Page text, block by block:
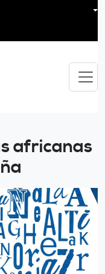
africanas